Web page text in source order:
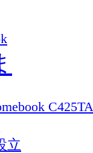
C425TA
立